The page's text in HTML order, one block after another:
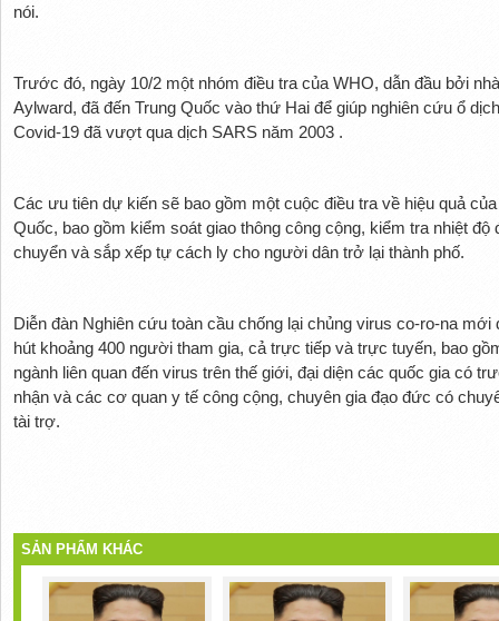
nói.
Trước đó, ngày 10/2 một nhóm điều tra của WHO, dẫn đầu bởi
Aylward, đã đến Trung Quốc vào thứ Hai để giúp nghiên cứu ổ
Covid-19 đã vượt qua dịch SARS năm 2003 .
Các ưu tiên dự kiến ​​sẽ bao gồm một cuộc điều tra về hiệu quả
Quốc, bao gồm kiểm soát giao thông công cộng, kiểm tra nhiệt
chuyển và sắp xếp tự cách ly cho người dân trở lại thành phố.
Diễn đàn Nghiên cứu toàn cầu chống lại chủng virus co-ro-na mới
hút khoảng 400 người tham gia, cả trực tiếp và trực tuyến, bao
ngành liên quan đến virus trên thế giới, đại diện các quốc gia có
nhận và các cơ quan y tế công cộng, chuyên gia đạo đức có
tài trợ.
SẢN PHẨM KHÁC